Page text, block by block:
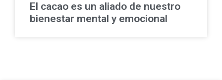
El cacao es un aliado de nuestro
bienestar mental y emocional